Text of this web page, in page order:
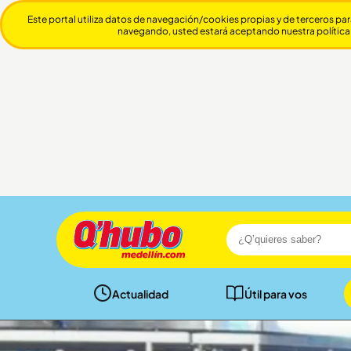
Actualidad Útil para vos
Este portal utiliza datos de navegación/cookies propias y de terceros
navegando, usted estará aceptando nuestra